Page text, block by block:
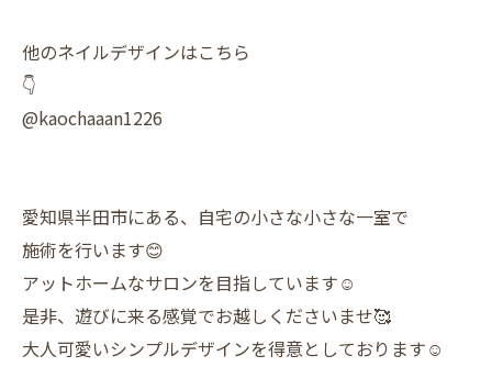
他のネイルデザインはこちら
👇
@kaochaaan1226
愛知県半田市にある、自宅の小さな小さな一室で
施術を行います😊
アットホームなサロンを目指しています☺️
是非、遊びに来る感覚でお越しくださいませ🥰
大人可愛いシンプルデザインを得意としております☺️